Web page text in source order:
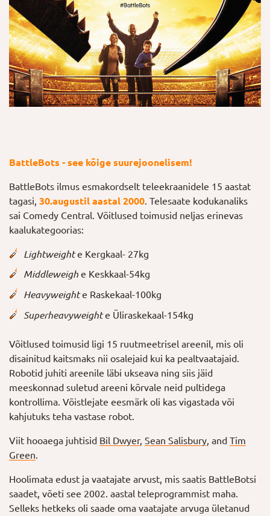
BattleBots - see kõige suurejoonelisem!
BattleBots ilmus esmakordselt teleekraanidele 15 aastat
tagasi, 30.augustil aastal 2000. Telesaate kodukanaliks
sai Comedy Central. Võitlused toimusid neljas erinevas
kaalukategoorias:
Lightweighte Kergkaal- 27kg
Middleweigh e Keskkaal-54kg
Heavyweighte Raskekaal-100kg
Superheavyweighte Üliraskekaal-154kg
Võitlused toimusid ligi 15 ruutmeetrisel areenil, mis oli
disainitud kaitsmaks nii osalejaid kui ka pealtvaatajaid.
Robotid juhiti areenile läbi ukseava ning siis jäid
meeskonnad suletud areeni kõrvale neid pultidega
kontrollima. Võistlejate eesmärk oli kas vigastada või
kahjutuks teha vastase robot.
Viit hooaega juhtisid Bil Dwyer, Sean Salisbury , and Tim
Green
Hoolimata edust ja vaatajate arvust, mis saatis BattleBotsi
saadet, võeti see 2002. aastal teleprogrammist maha.
Selleks hetkeks oli saade oma vaatajate arvuga ületanud